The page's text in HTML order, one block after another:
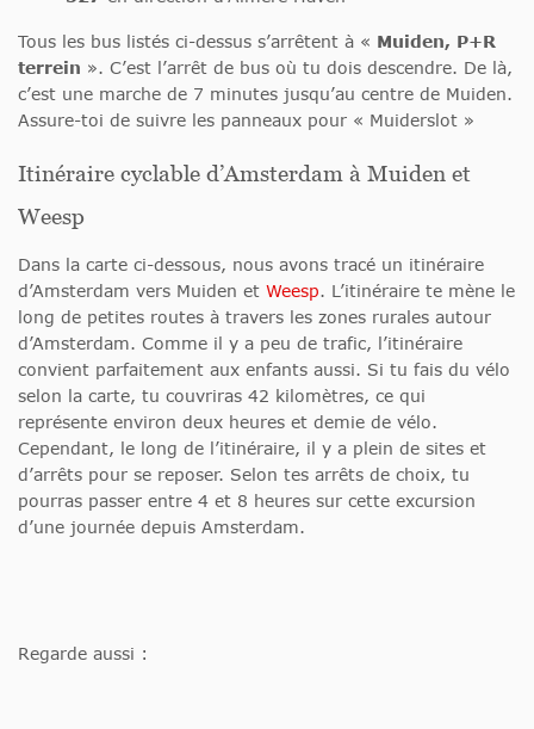
Tous les bus listés ci-dessus s’arrêtent à « Muiden, P+R
terrein ». C’est l’arrêt de bus où tu dois descendre. De là,
c’est une marche de 7 minutes jusqu’au centre de Muiden.
Assure-toi de suivre les panneaux pour « Muiderslot »
Itinéraire cyclable d’Amsterdam à Muiden et
Weesp
Dans la carte ci-dessous, nous avons tracé un itinéraire
d’Amsterdam vers Muiden et Weesp. L’itinéraire te mène le
long de petites routes à travers les zones rurales autour
d’Amsterdam. Comme il y a peu de trafic, l’itinéraire
convient parfaitement aux enfants aussi. Si tu fais du vélo
selon la carte, tu couvriras 42 kilomètres, ce qui
représente environ deux heures et demie de vélo.
Cependant, le long de l’itinéraire, il y a plein de sites et
d’arrêts pour se reposer. Selon tes arrêts de choix, tu
pourras passer entre 4 et 8 heures sur cette excursion
d’une journée depuis Amsterdam.
Regarde aussi :